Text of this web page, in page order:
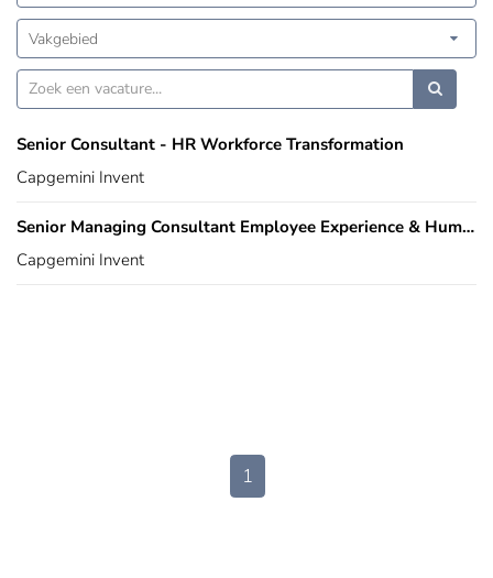
Vakgebied
Senior Consultant - HR Workforce Transformation
Capgemini Invent
Senior Managing Consultant Employee Experience & Human Resources (HR)
Capgemini Invent
1